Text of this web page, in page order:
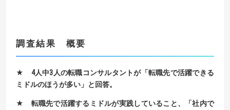
調査結果 概要
★ 4人中3 人の転職コンサルタントが「転職先で活躍できる
ミドルのほうが多い」と回答。
★ 転職先で活躍するミドルが実践していること、
「社内で